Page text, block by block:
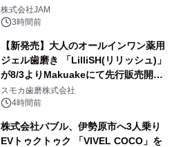
GR 4車種の FUNBOO(ミニカー)付き
メニューが展開されます
株式会社JAM
3時間前
【新発売】大人のオールインワン薬用
ジェル歯磨き 「LilliSH(リリッシュ)」
が8/3よりMakuakeにて先行販売開
始！
スモカ歯磨株式会社
4時間前
株式会社バブル、伊勢原市へ3人乗り
EVトゥクトゥク 「VIVEL COCO」を